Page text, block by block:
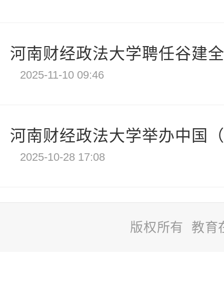
河南财经政法大学聘任谷建
2025-11-10 09:46
河南财经政法大学举办中国
2025-10-28 17:08
版权所有 教育